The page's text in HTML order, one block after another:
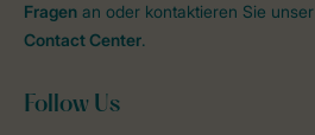
Fragen an oder kontaktieren Sie unser
Contact Center.
Follow Us